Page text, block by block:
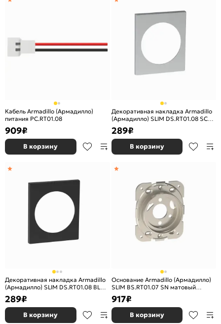
Кабель Armadillo (Армадилло)
питания PC.RT01.08
909₽
В корзину
Декоративная накладка Armadillo
(Армадилло) SLIM DS.RT01.08 SC
матовый хром
289₽
В корзину
Декоративная накладка Armadillo
(Армадилло) SLIM DS.RT01.08 BL
черный
289₽
В корзину
Основание Armadillo (Армадилло)
SLIM BS.RT01.07 SN матовый
никель
917₽
В корзину